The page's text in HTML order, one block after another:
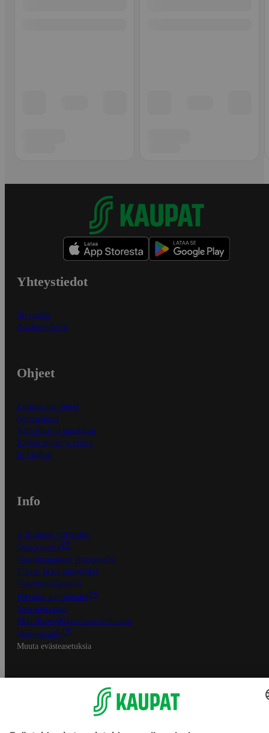
Yhteystiedot
Myymälät
Asiakaspalvelu
Ohjeet
Ensitilaajan ohjeet
Näin maksat
Näin tilaat ja muokkaat
Kaikki ohjeet ja vinkit
In English
Info
S-Business yrityksille
Oiva-raportit
Osuuskauppojen yhteystiedot
Tilaus- ja toimitusehdot
Tietosuojakäytäntö
Palvelun käyttöehdot
Saavutettavuus
Mobiilisovelluksen saavutettavuus
Mainostajalle
Muuta evästeasetuksia
S-ryhmän palvelut